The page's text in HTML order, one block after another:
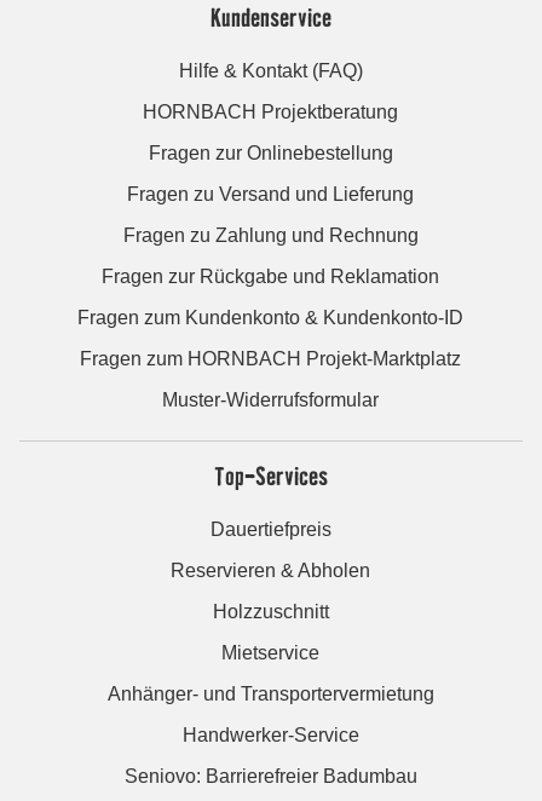
Kundenservice
Hilfe & Kontakt (FAQ)
HORNBACH Projektberatung
Fragen zur Onlinebestellung
Fragen zu Versand und Lieferung
Fragen zu Zahlung und Rechnung
Fragen zur Rückgabe und Reklamation
Fragen zum Kundenkonto & Kundenkonto-ID
Fragen zum HORNBACH Projekt-Marktplatz
Muster-Widerrufsformular
Top-Services
Dauertiefpreis
Reservieren & Abholen
Holzzuschnitt
Mietservice
Anhänger- und Transportervermietung
Handwerker-Service
Seniovo: Barrierefreier Badumbau